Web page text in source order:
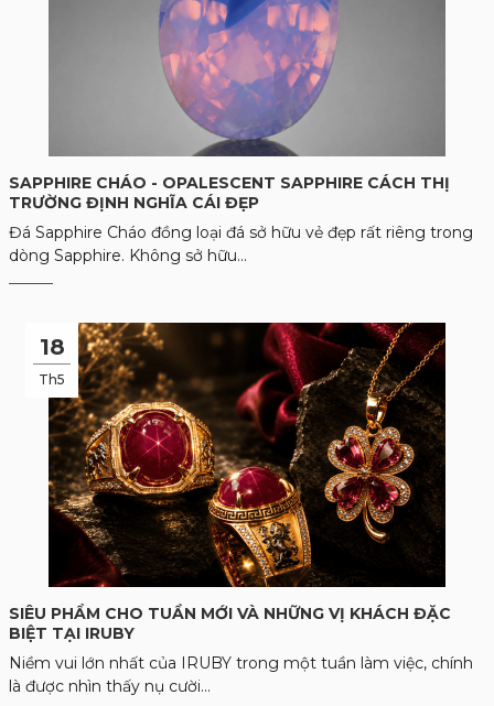
SAPPHIRE CHÁO - OPALESCENT SAPPHIRE CÁCH THỊ
TRƯỜNG ĐỊNH NGHĨA CÁI ĐẸP
Đá Sapphire Cháo đồng loại đá sở hữu vẻ đẹp rất riêng trong
dòng Sapphire. Không sở hữu...
18
Th5
SIÊU PHẨM CHO TUẦN MỚI VÀ NHỮNG VỊ KHÁCH ĐẶC
BIỆT TẠI IRUBY
Niềm vui lớn nhất của IRUBY trong một tuần làm việc, chính
là được nhìn thấy nụ cười...